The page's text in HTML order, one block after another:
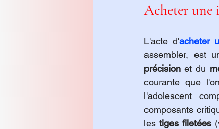
Acheter une
L'acte d'acheter
assembler, est
précision et du
courante que
l'adolescent
composants
les tiges filetées